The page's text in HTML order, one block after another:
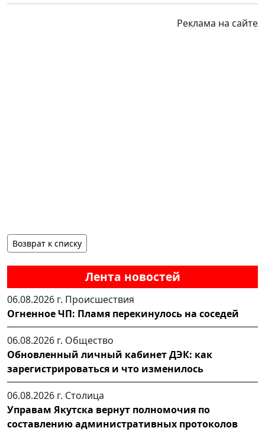
Лента новостей
06.08.2026 г. Происшествия
Огненное ЧП: Пламя перекинулось на соседей
06.08.2026 г. Общество
Обновленный личный кабинет ДЭК: как
зарегистрироваться и что изменилось
06.08.2026 г. Столица
Управам Якутска вернут полномочия по
составлению административных протоколов
Реклама на сайте
Возврат к списку